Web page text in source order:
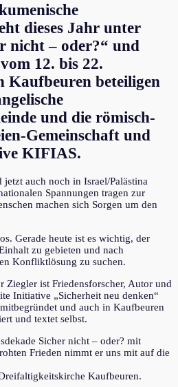
dieses Jahr unter
nicht – oder?“ und
12. bis 22.
Kaufbeuren beteiligen
und die römisch-
Gemeinschaft und
KIFIAS.
auch noch in Israel/Palästina
Spannungen tragen zur
machen sich Sorgen um den
Gerade heute ist es wichtig, der
zu gebieten und nach
Konfliktlösung zu suchen.
Ziegler ist Friedensforscher, Autor und
Initiative „Sicherheit neu denken“
und auch in Kaufbeuren
und textet selbst.
Sicher nicht – oder? mit
Frieden nimmt er uns mit auf die
Kaufbeuren.